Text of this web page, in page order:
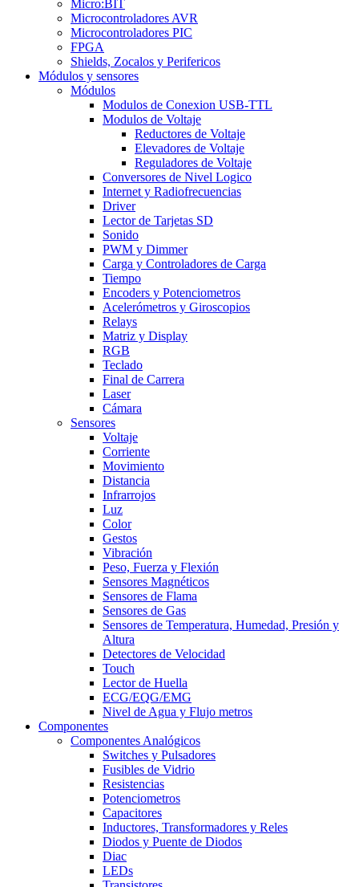
Micro:BIT
Microcontroladores AVR
Microcontroladores PIC
FPGA
Shields, Zocalos y Perifericos
Módulos y sensores
Módulos
Modulos de Conexion USB-TTL
Modulos de Voltaje
Reductores de Voltaje
Elevadores de Voltaje
Reguladores de Voltaje
Conversores de Nivel Logico
Internet y Radiofrecuencias
Driver
Lector de Tarjetas SD
Sonido
PWM y Dimmer
Carga y Controladores de Carga
Tiempo
Encoders y Potenciometros
Acelerómetros y Giroscopios
Relays
Matriz y Display
RGB
Teclado
Final de Carrera
Laser
Cámara
Sensores
Voltaje
Corriente
Movimiento
Distancia
Infrarrojos
Luz
Color
Gestos
Vibración
Peso, Fuerza y Flexión
Sensores Magnéticos
Sensores de Flama
Sensores de Gas
Sensores de Temperatura, Humedad, Presión y
Altura
Detectores de Velocidad
Touch
Lector de Huella
ECG/EQG/EMG
Nivel de Agua y Flujo metros
Componentes
Componentes Analógicos
Switches y Pulsadores
Fusibles de Vidrio
Resistencias
Potenciometros
Capacitores
Inductores, Transformadores y Reles
Diodos y Puente de Diodos
Diac
LEDs